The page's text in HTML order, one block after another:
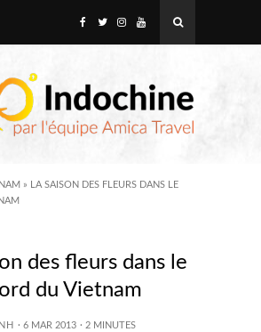
»
LA SAISON DES FLEURS DANS LE
des fleurs dans le
du Vietnam
· 6 MAR 2013 · 2 MINUTES